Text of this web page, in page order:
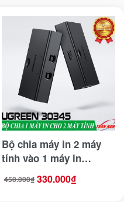
Bộ chia máy in 2 máy
tính vào 1 máy in
Ugreen 30345 ( Dùng
nút chuyển đổi )
450.000₫
Giá
gốc 330.000₫
Giá
hiện